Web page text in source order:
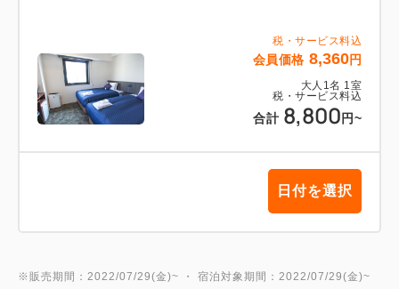
税・サービス料込
会員価格 8,360円
大人 1 名 1 室
税・サービス料込
合計 8,800 円~
日付を選択
※販売期間：2022/07/29(金)~ ・ 宿泊対象期間：2022/07/29(金)~